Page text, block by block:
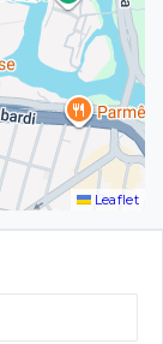
Leaflet